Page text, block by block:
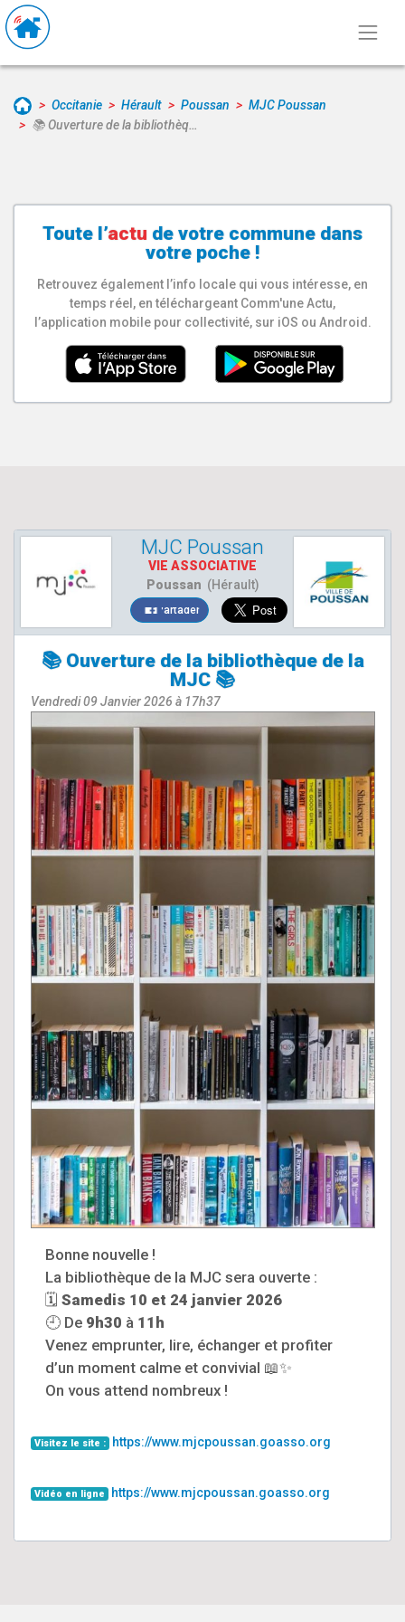
Occitanie Hérault Poussan
MJC Poussan
📚 Ouverture de la bibliothèq…
Toute l’actu de votre commune dans
votre poche !
Retrouvez également l’info locale qui vous intéresse, en
temps réel, en téléchargeant Comm'une Actu,
l’application mobile pour collectivité, sur iOS ou Android.
MJC Poussan
VIE ASSOCIATIVE
Poussan (Hérault)
Partager
📚 Ouverture de la bibliothèque de la
MJC 📚
Vendredi 09 Janvier 2026 à 17h37
Bonne nouvelle !
La bibliothèque de la MJC sera ouverte :
🗓Samedis 10 et 24 janvier 2026
🕘 De 9h30 à 11h
Venez emprunter, lire, échanger et profiter
d’un moment calme et convivial 📖✨
On vous attend nombreux !
Visitez le site : https://www.mjcpoussan.goasso.org
Vidéo en ligne https://www.mjcpoussan.goasso.org